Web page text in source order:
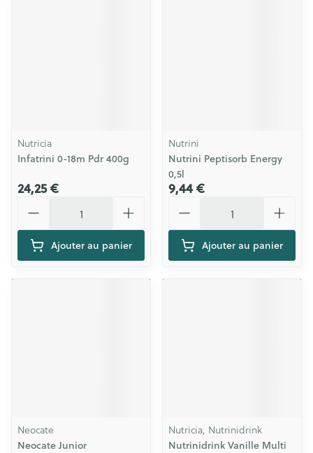
Nutricia
Infatrini 0-18m Pdr 400g
24,25 €
Ajouter au panier
Nutrini
Nutrini Peptisorb Energy
0,5l
9,44 €
Ajouter au panier
Neocate
Neocate Junior
Nutricia, Nutrinidrink
Nutrinidrink Vanille Multi